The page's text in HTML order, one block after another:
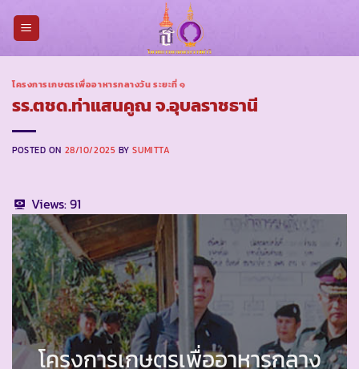
โครงการเกษตรเพื่ออาหารกลางวัน ระยะที่ ๑
รร.ตชด.ท่าแสนคูณ จ.อุบลราชธานี
POSTED ON 28/10/2025 BYSUMITTA
Views:91
โครงการเกษตรเพื่ออาหารกลาง